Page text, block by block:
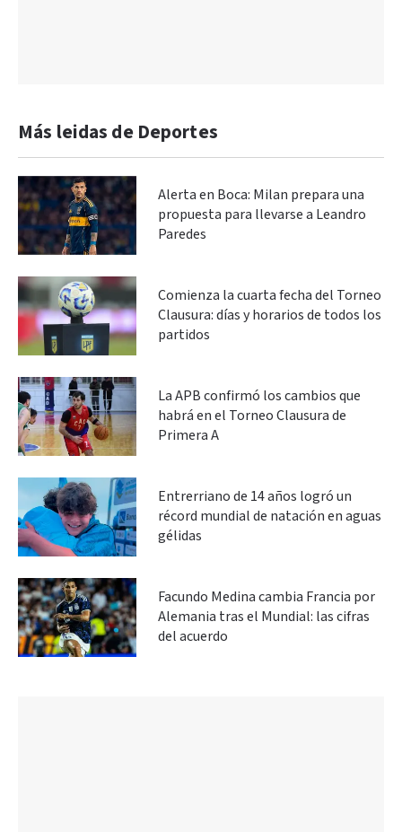
Más leidas de Deportes
Alerta en Boca: Milan prepara una
propuesta para llevarse a Leandro
Paredes
Comienza la cuarta fecha del Torneo
Clausura: días y horarios de todos los
partidos
La APB confirmó los cambios que
habrá en el Torneo Clausura de
Primera A
Entrerriano de 14 años logró un
récord mundial de natación en aguas
gélidas
Facundo Medina cambia Francia por
Alemania tras el Mundial: las cifras
del acuerdo